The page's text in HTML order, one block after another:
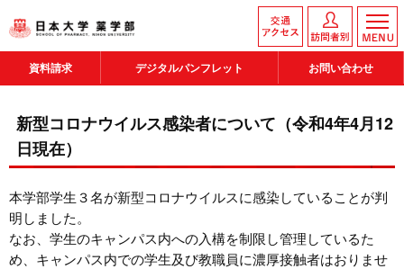
資料請求 デジタルパンフレット お問い合わせ
新型コロナウイルス感染者について（令和4年4月12
日現在）
本学部学生３名が新型コロナウイルスに感染していることが判
明しました。
なお、学生のキャンパス内への入構を制限し管理しているた
め、キャンパス内での学生及び教職員に濃厚接触者はおりませ